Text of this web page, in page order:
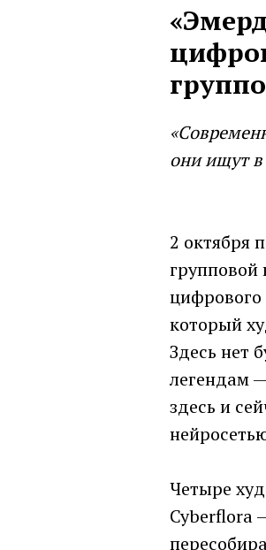
они ищут в
2 октября
который
Здесь нет
легендам
здесь и
Четыре
Cyberflora